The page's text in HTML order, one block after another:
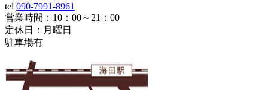
tel 090-7991-8961
営業時間：10：00～21：00
定休日：月曜日
駐車場有